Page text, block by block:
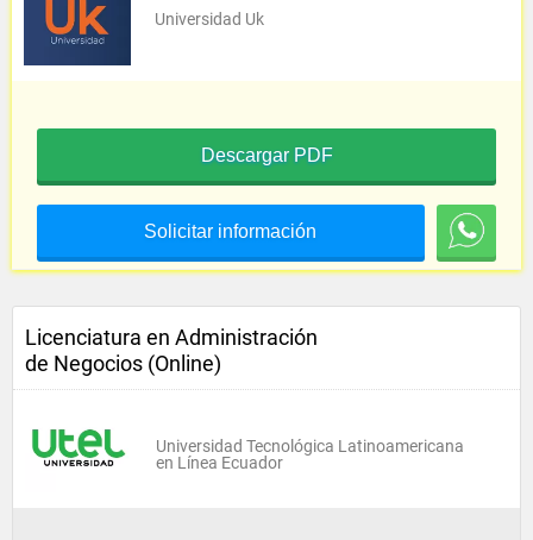
Universidad Uk
Descargar PDF
Solicitar información
Licenciatura en Administración
de Negocios (Online)
Universidad Tecnológica Latinoamericana
en Línea Ecuador